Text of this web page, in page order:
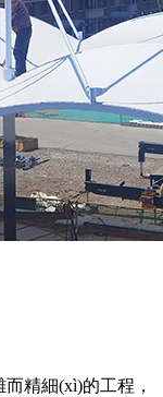
精細(xì)的工程，